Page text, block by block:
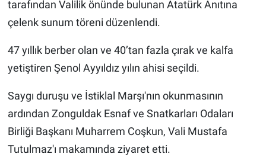
tarafından Valilik önünde bulunan Atatürk Anıtına
çelenk sunum töreni düzenlendi.
47 yıllık berber olan ve 40’tan fazla çırak ve kalfa
yetiştiren Şenol Ayyıldız yılın ahisi seçildi.
Saygı duruşu ve İstiklal Marşı'nın okunmasının
ardından Zonguldak Esnaf ve Snatkarları Odaları
Birliği Başkanı Muharrem Coşkun, Vali Mustafa
Tutulmaz'ı makamında ziyaret etti.